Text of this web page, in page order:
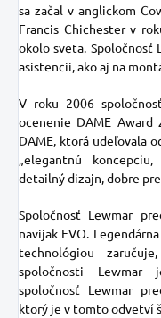
sa začal v anglickom
Francis Chichester v
okolo sveta. Spoločnosť
asistencii, ako aj na
V roku 2006
ocenenie DAME Award
DAME, ktorá udeľovala
„elegantnú
detailný dizajn, dobre
Spoločnosť Lewmar
navijak EVO.
technológiou
spoločnosti Lewmar
spoločnosť Lewmar
ktorý je v tomto odvetví